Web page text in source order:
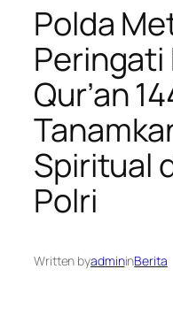
Polda
Peringati
Qur’an
Spiritual
Polri
Written byadmininBerita